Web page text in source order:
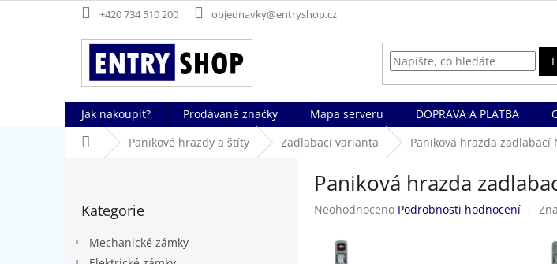
na
+420 734 510 200 objednavky@entryshop.cz
Jak nakoupit? Prodávané značky Mapa serveru DOPRAVA A PLATBA
Domů Panikové hrazdy a štíty Zadlabací varianta Paniková hrazda zadlabací
kategorie
Kategorie
Mechanické zámky
Paniková hrazda
Průměrné
produktu
Neohodnoceno Podrobnosti hodnocení